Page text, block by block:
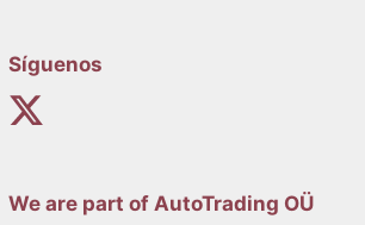
Síguenos
We are part of AutoTrading OÜ